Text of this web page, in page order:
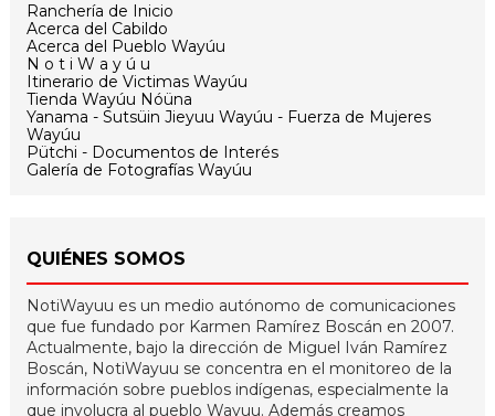
Ranchería de Inicio
Acerca del Cabildo
Acerca del Pueblo Wayúu
N o t i W a y ú u
Itinerario de Victimas Wayúu
Tienda Wayúu Nóüna
Yanama - Sutsüin Jieyuu Wayúu - Fuerza de Mujeres
Wayúu
Pütchi - Documentos de Interés
Galería de Fotografías Wayúu
QUIÉNES SOMOS
NotiWayuu es un medio autónomo de comunicaciones
que fue fundado por Karmen Ramírez Boscán en 2007.
Actualmente, bajo la dirección de Miguel Iván Ramírez
Boscán, NotiWayuu se concentra en el monitoreo de la
información sobre pueblos indígenas, especialmente la
que involucra al pueblo Wayuu. Además creamos